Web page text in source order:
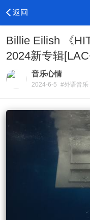
Billie Eilish 《
2024新专辑
音乐心情
2024-6-5 #外语音乐